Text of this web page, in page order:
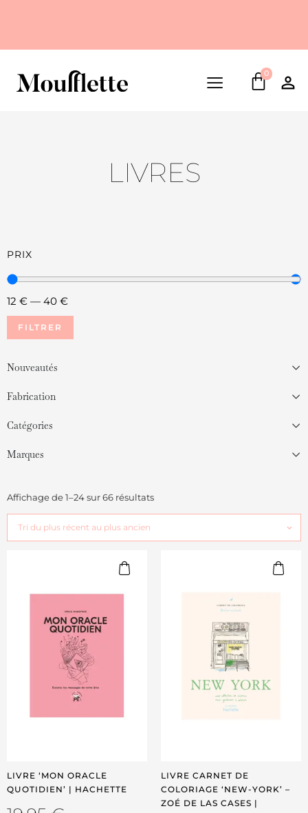
0
LIVRES
PRIX
12 € — 40 €
FILTRER
Nouveautés
Fabrication
Catégories
Marques
Affichage de 1–24 sur 66 résultats
LIVRE ‘MON ORACLE
QUOTIDIEN’ | HACHETTE
LIVRE CARNET DE
COLORIAGE ‘NEW-YORK’ –
ZOÉ DE LAS CASES |